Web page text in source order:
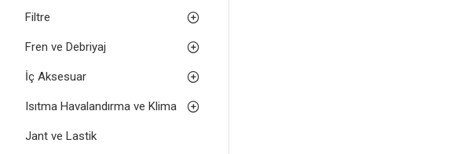
Filtre
Fren ve Debriyaj
İç Aksesuar
Isıtma Havalandırma ve Klima
Jant ve Lastik